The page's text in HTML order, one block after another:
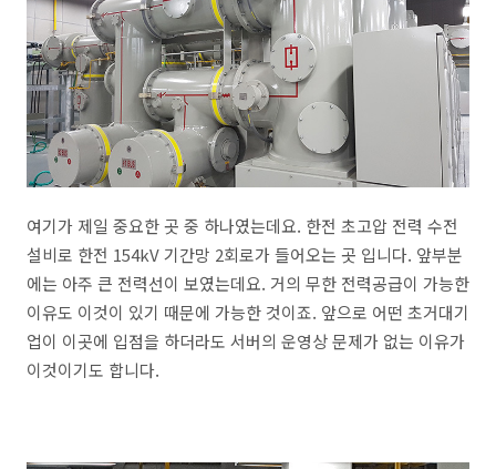
여기가 제일 중요한 곳 중 하나였는데요. 한전 초고압 전력 수전
설비로 한전 154kV 기간망 2회로가 들어오는 곳 입니다. 앞부분
에는 아주 큰 전력선이 보였는데요. 거의 무한 전력공급이 가능한
이유도 이것이 있기 때문에 가능한 것이죠. 앞으로 어떤 초거대기
업이 이곳에 입점을 하더라도 서버의 운영상 문제가 없는 이유가
이것이기도 합니다.